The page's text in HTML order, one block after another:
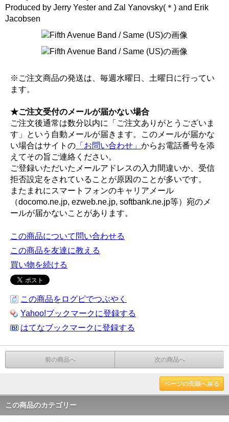
Produced by Jerry Yester and Zal Yanovsky(＊) and Erik
Jacobsen
※ご注文商品の発送は、毎週水曜日、土曜日に行ってい
ます。
★ご注文受付のメールが届かない場合
ご注文後通常は数分以内に「ご注文ありがとうございま
す」という自動メールが届きます。このメールが届かな
い場合はサイトの 「お問い合わせ」 からお電話番号を添
えてその旨ご連絡ください。
ご登録いただいたメールアドレスの入力間違いか、受信
拒否設定をされていることが原因のことが多いです。
またまれにスマートフォンのキャリアメール
（docomo.ne.jp, ezweb.ne.jp, softbank.ne.jp等）宛のメ
ールが届かないことがあります。
この商品について問い合わせる
この商品を友達に教える
買い物を続ける
この商品をログピでつぶやく
Yahoo!ブックマークに登録する
はてなブックマークに登録する
前の商品へ 次の商品へ
ページの先頭へ戻る
この商品のカテゴリー